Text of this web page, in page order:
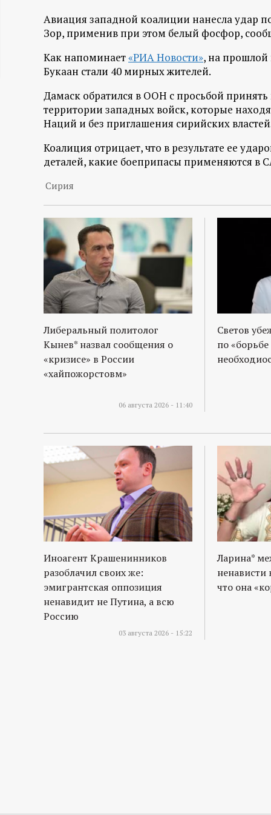
ц
о
н
н
ы
й
п
о
р
т
а
л
Авиация западной коалиции нанесла удар
Зор, применив при этом белый фосфор,
Как напоминает«РИА Новости», на прошлой
Букаан стали 40 мирных жителей.
Дамаск обратился в ООН с просьбой
территории западных войск, которые
Наций и без приглашения сирийских
Коалиция отрицает, что в результате ее
деталей, какие боеприпасы применяются в
Сирия
Либеральный политолог
Кынев* назвал сообщения о
«кризисе» в России
«хайпожорстовм»
06 августа 2026 - 11:40
Светов
по
Иноагент Крашенинников
разоблачил своих же:
эмигрантская оппозиция
ненавидит не Путина, а всю
Россию
03 августа 2026 - 15:22
Ларина*
ненависти
что она